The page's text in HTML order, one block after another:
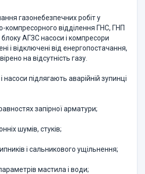
газонебезпечних робіт у
компресорного відділення ГНС, ГНП
блоку АГЗС насоси і компресори
і відключені від енергопостачання,
на відсутність газу.
підлягають аварійній зупинці
запірної арматури;
шумів, стуків;
і сальникового ущільнення;
мастила і води;